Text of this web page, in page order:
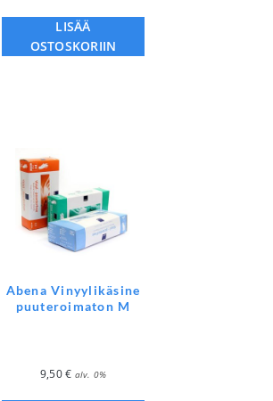
LISÄÄ
OSTOSKORIIN
Abena Vinyylikäsine
puuteroimaton M
9,50€ alv. 0%